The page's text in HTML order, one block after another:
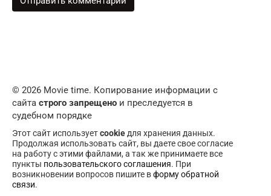
© 2026 Movie time. Копирование информации с
сайта строго запрещено и преследуется в
судебном порядке
Этот сайт используетcookieдля хранения данных.
Продолжая использовать сайт, вы даете свое согласие
на работу с этими файлами, а так же принимаете все
пункты пользовательского соглашения. При
возникновении вопросов пишите вформу обратной
связи.